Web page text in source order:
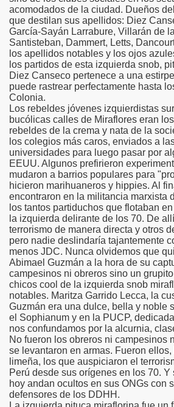
acomodados de la ciudad. Dueños
que destilan sus apellidos: Diez
García-Sayán Larrabure, Villarán de
Santisteban, Dammert, Letts,
los apellidos notables y los ojos
los partidos de esta izquierda snob,
Diez Canseco pertenece a una
puede rastrear perfectamente hasta
Colonia.
Los rebeldes jóvenes izquierdistas
bucólicas calles de Miraflores eran
rebeldes de la crema y nata de la
los colegios más caros, enviados a
universidades para luego pasar por
EEUU. Algunos prefirieron
mudaron a barrios populares para
hicieron marihuaneros y hippies. Al
encontraron en la militancia marxista
los tantos partiduchos que flotaban
la izquierda delirante de los 70. De
terrorismo de manera directa y otros
pero nadie deslindaría tajantemente
menos JDC. Nunca olvidemos que
Abimael Guzmán a la hora de su
campesinos ni obreros sino un
chicos cool de la izquierda snob
notables. Maritza Garrido Lecca, la
Guzmán era una dulce, bella y noble
el Sophianum y en la PUCP,
nos confundamos por la alcurnia,
No fueron los obreros ni campesinos
se levantaron en armas. Fueron
limeña, los que auspiciaron el
Perú desde sus orígenes en los 70.
hoy andan ocultos en sus ONGs con
defensores de los DDHH.
A MENSAJES